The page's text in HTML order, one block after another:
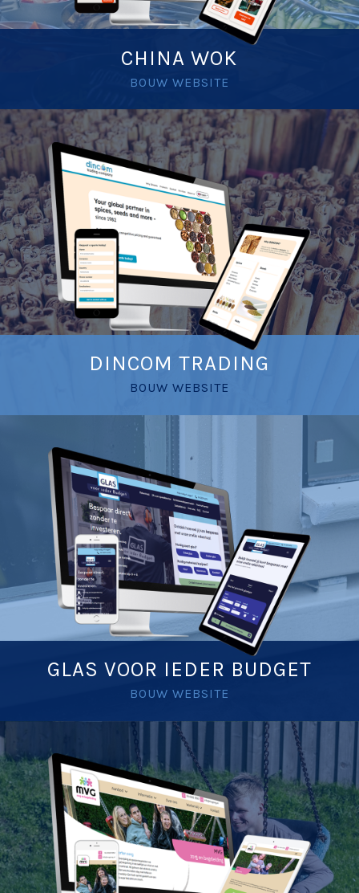
CHINA WOK
BOUW WEBSITE
DINCOM TRADING
BOUW WEBSITE
GLAS VOOR IEDER BUDGET
BOUW WEBSITE